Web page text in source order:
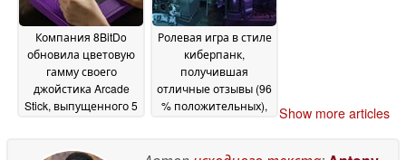
2026
Компания 8BitDo
обновила цветовую
гамму своего
джойстика Arcade
Stick, выпущенного 5
Ролевая игра в стиле
киберпанк,
получившая
отличные отзывы (96
% положительных),
долларов
Show more articles